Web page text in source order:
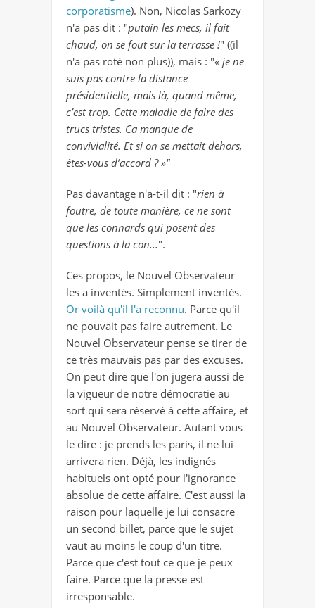
corporatisme). Non, Nicolas Sarkozy
n'a pas dit : "putain les mecs, il fait
chaud, on se fout sur la terrasse !" ((il
n'a pas roté non plus)), mais : "« je ne
suis pas contre la distance
présidentielle, mais là, quand même,
c’est trop. Cette maladie de faire des
trucs tristes. Ca manque de
convivialité. Et si on se mettait dehors,
êtes-vous d’accord ? »"
Pas davantage n'a-t-il dit : "rien à
foutre, de toute manière, ce ne sont
que les connards qui posent des
questions à la con...".
Ces propos, le Nouvel Observateur
les a inventés. Simplement inventés.
Or voilà qu'il l'a reconnu. Parce qu'il
ne pouvait pas faire autrement. Le
Nouvel Observateur pense se tirer de
ce très mauvais pas par des excuses.
On peut dire que l'on jugera aussi de
la vigueur de notre démocratie au
sort qui sera réservé à cette affaire, et
au Nouvel Observateur. Autant vous
le dire : je prends les paris, il ne lui
arrivera rien. Déjà, les indignés
habituels ont opté pour l'ignorance
absolue de cette affaire. C'est aussi la
raison pour laquelle je lui consacre
un second billet, parce que le sujet
vaut au moins le coup d'un titre.
Parce que c'est tout ce que je peux
faire. Parce que la presse est
irresponsable.